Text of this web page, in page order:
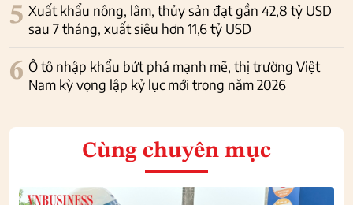
5 Xuất khẩu nông, lâm, thủy sản đạt gần 42,8 tỷ USD
sau 7 tháng, xuất siêu hơn 11,6 tỷ USD
6 Ô tô nhập khẩu bứt phá mạnh mẽ, thị trường Việt
Nam kỳ vọng lập kỷ lục mới trong năm 2026
Cùng chuyên mục